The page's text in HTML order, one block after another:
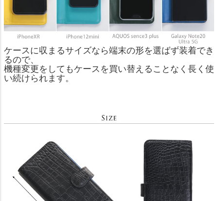
ケースに収まるサイズなら端末の形を選ばず装着でき
るので、
機種変更をしてもケースを買い替えることなく長く使
い続けられます。